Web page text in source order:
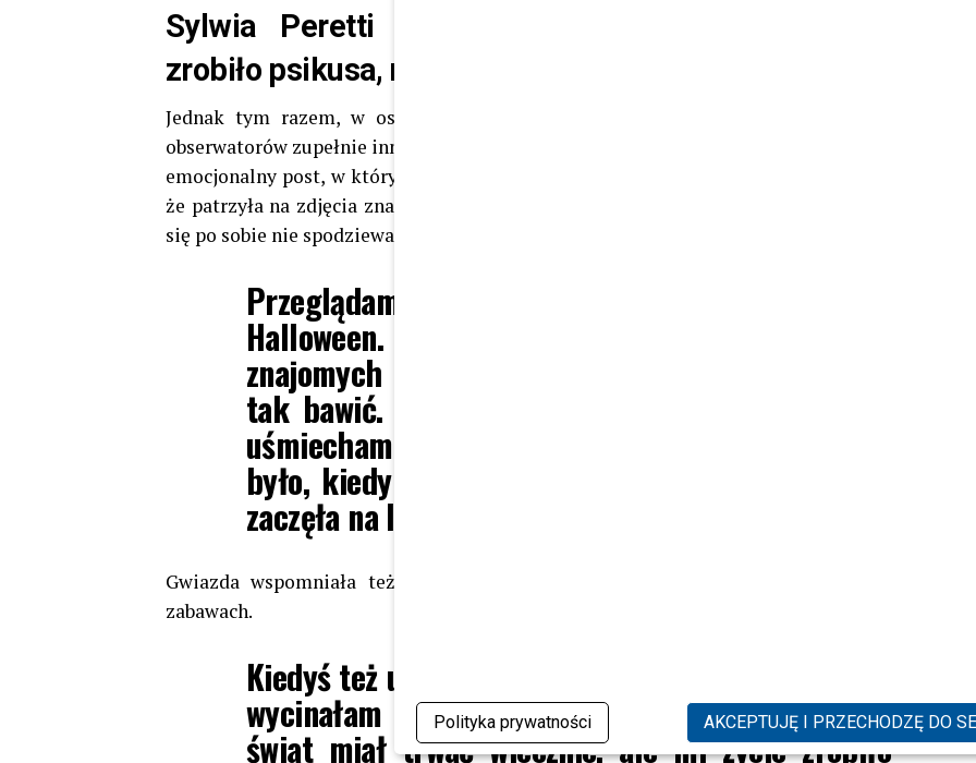
Polityka prywatności AKCEPTUJĘ I PRZECHODZĘ DO
Sylwia Peretti nie wytrzymała po Halloween. „Życie
zrobiło psikusa, nie dało cukierka”
Jednak tym razem, w ostatnich dniach października,
obserwatorów zupełnie innym wpisem. W sobotni poranek – już po Halloween – opublikowała
emocjonalny post, w którym podzieliła się refleksją o przemijaniu, stracie i życiu. Napisała,
że patrzyła na zdjęcia znajomych przebranych w duchy i potwory i poczuła coś, czego sama
się po sobie nie spodziewała – nostalgię.
Przeglądam relacje i zdjęcia z wczorajszego
Halloween. Patrzę na przebrania, śmiech moich
znajomych i naprawdę cieszę się, że potrafią się
tak bawić. Może nawet trochę im zazdroszczę –
uśmiecham się przez łzy, bo pamiętam, jak to
było, kiedy życie jeszcze smakowało lekkością –
zaczęła na Instagramowej relacji.
Gwiazda wspomniała też, że sama kiedyś z radością uczestniczyła w halloweenowych
zabawach.
Kiedyś też uległam tej modzie – przebierałam się,
wycinałam dynie, śmiałam się z innymi, jakby
świat miał trwać wiecznie, ale mi życie zrobiło